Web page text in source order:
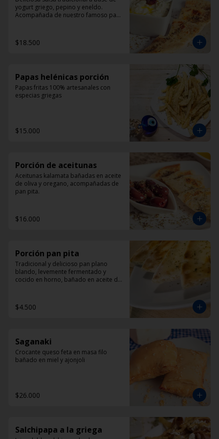
yogurt griego, pepino y eneldo.
Acompañada de nuestro famoso pan
$18.500
Papas helénicas porción
Papas fritas 100% artesanales con
especias griegas
$15.000
Porción de aceitunas
Aceitunas kalamata bañadas en aceite
de oliva y oregano, acompañadas de
pan pita.
$16.000
Porción pan pita
Tradicional y delicioso pan plano
blando, levemente fermentado y
cocido en horno, bañado en aceite de
$4.500
Saganaki
Crocante queso feta en masa filo
bañado en miel y ajonjoli
$26.000
Salchipapa a la griega